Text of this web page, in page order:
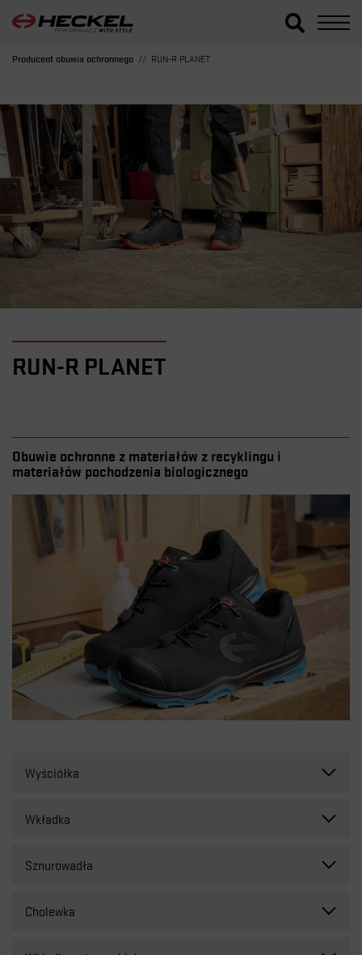
Producent obuwia ochronnego RUN-R PLANET
RUN-R PLANET
Obuwie ochronne z materiałów z recyklingu i
materiałów pochodzenia biologicznego
Wyściółka
18% włókna bambusowe
Wkładka
Sznurowadła
Cholewka